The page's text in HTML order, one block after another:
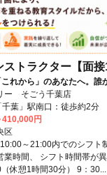
トラクター【面接
これから」のあなたへ。誰
事に。
ー そごう千葉店
JR線「千葉」駅南口：徒歩約2分
円
区
～21:00内でのシフ
業時間、 シフト時間帯が
休憩1時間30分） 9：30...